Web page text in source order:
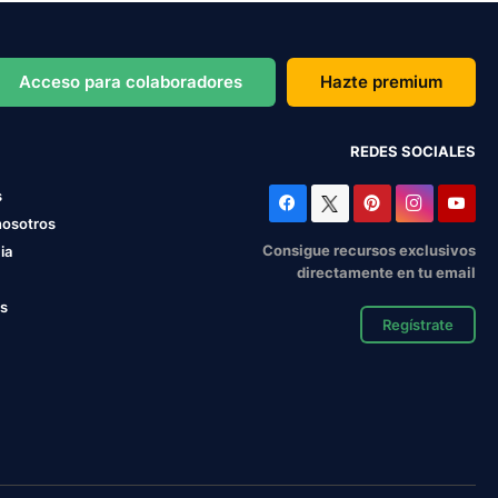
Acceso para colaboradores Hazte premium
REDES SOCIALES
Consigue recursos exclusivos
directamente en tu email
Regístrate